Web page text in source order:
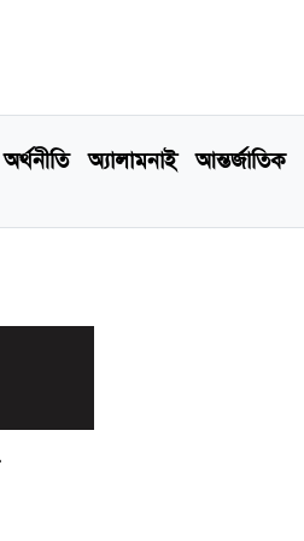
অর্থনীতি অ্যালামনাই আন্তর্জাতিক